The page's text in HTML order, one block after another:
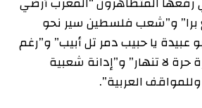
برا” و”شعب فلسطين سير نحو
عبيدة يا حبيب دمر تل أبيب” و”رغم
لا تنهار” و”إدانة شعبية
العربية”.